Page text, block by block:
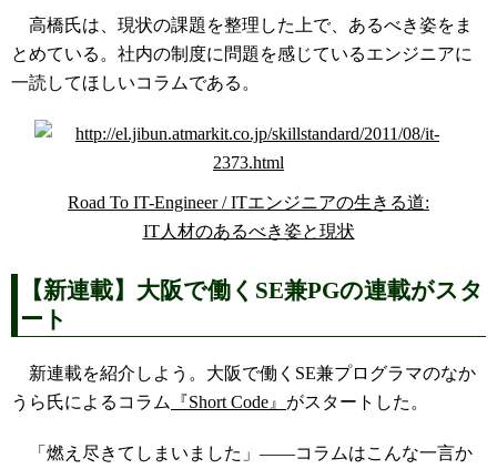
高橋氏は、現状の課題を整理した上で、あるべき姿をま
とめている。社内の制度に問題を感じているエンジニアに
一読してほしいコラムである。
Road To IT-Engineer / ITエンジニアの生きる道:
IT人材のあるべき姿と現状
【新連載】大阪で働くSE兼PGの連載がスタ
ート
新連載を紹介しよう。大阪で働くSE兼プログラマのなか
うら氏によるコラム
『Short Code』 がスタートした。
「燃え尽きてしまいました」――コラムはこんな一言か